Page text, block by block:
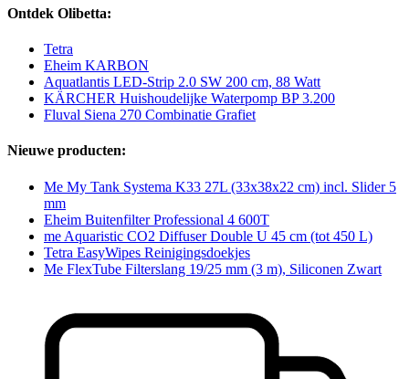
Ontdek Olibetta:
Tetra
Eheim KARBON
Aquatlantis LED-Strip 2.0 SW 200 cm, 88 Watt
KÄRCHER Huishoudelijke Waterpomp BP 3.200
Fluval Siena 270 Combinatie Grafiet
Nieuwe producten:
Me My Tank Systema K33 27L (33x38x22 cm) incl. Slider 5
mm
Eheim Buitenfilter Professional 4 600T
me Aquaristic CO2 Diffuser Double U 45 cm (tot 450 L)
Tetra EasyWipes Reinigingsdoekjes
Me FlexTube Filterslang 19/25 mm (3 m), Siliconen Zwart